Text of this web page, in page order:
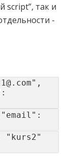
script”, так и
-